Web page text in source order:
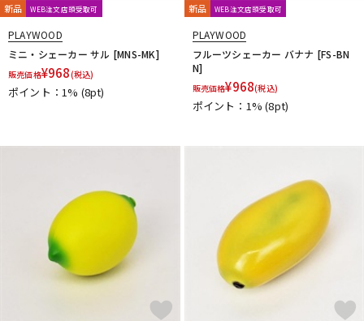
新品 WEB注文店頭受取可
PLAYWOOD
ミニ・シェーカー サル [MNS-MK]
販売価格¥968(税込)
ポイント：1% (8pt)
新品 WEB注文店頭受取可
PLAYWOOD
フルーツシェーカー バナナ [FS-BN
N]
販売価格¥968(税込)
ポイント：1%(8pt)